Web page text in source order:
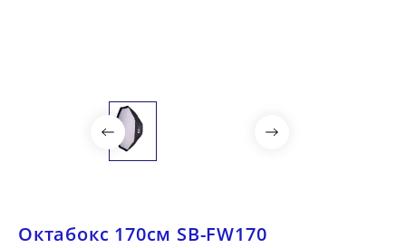
Октабокс 170см SB-FW170